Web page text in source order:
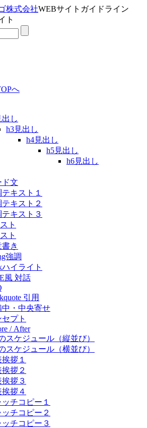
WEBサイトガイドライン
ト
へ
出し
h3見出し
h4見出し
h5見出し
h6見出し
ド文
キスト１
キスト２
キスト３
ト
ト
き
強調
ハイライト
風 対話
引用
中・中央寄せ
セプト
/ After
スケジュール（縦並び）
スケジュール（横並び）
拶１
拶２
拶３
拶４
チコピー１
ッチコピー２
ッチコピー３